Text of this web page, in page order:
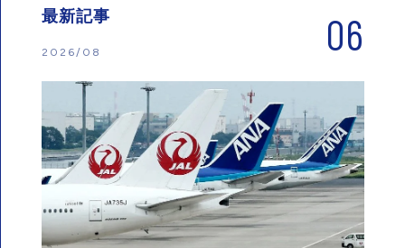
最新記事
2026/08 06